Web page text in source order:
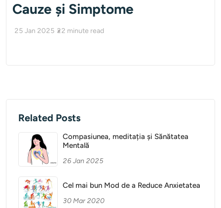
Cauze și Simptome
25 Jan 2025 22 minute read
Related Posts
Compasiunea, meditația și Sănătatea
Mentală
26 Jan 2025
Cel mai bun Mod de a Reduce Anxietatea
30 Mar 2020